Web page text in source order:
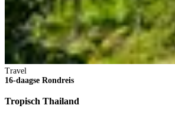
Travel
16-daagse Rondreis
Tropisch Thailand